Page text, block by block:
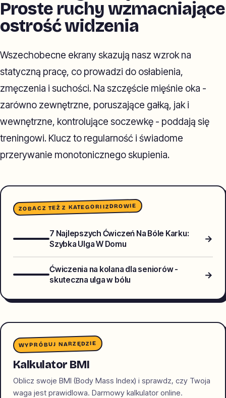
Proste ruchy wzmacniające
ostrość widzenia
Wszechobecne ekrany skazują nasz wzrok na
statyczną pracę, co prowadzi do osłabienia,
zmęczenia i suchości. Na szczęście mięśnie oka -
zarówno zewnętrzne, poruszające gałką, jak i
wewnętrzne, kontrolujące soczewkę - poddają się
treningowi. Klucz to regularność i świadome
przerywanie monotonicznego skupienia.
ZOBACZ TEŻ Z KATEGORIIZDROWIE
7 Najlepszych Ćwiczeń Na Bóle Karku:
Szybka Ulga W Domu
→
Ćwiczenia na kolana dla seniorów -
skuteczna ulga w bólu
→
WYPRÓBUJ NARZĘDZIE
Kalkulator BMI
Oblicz swoje BMI (Body Mass Index) i sprawdz, czy Twoja
waga jest prawidlowa. Darmowy kalkulator online.